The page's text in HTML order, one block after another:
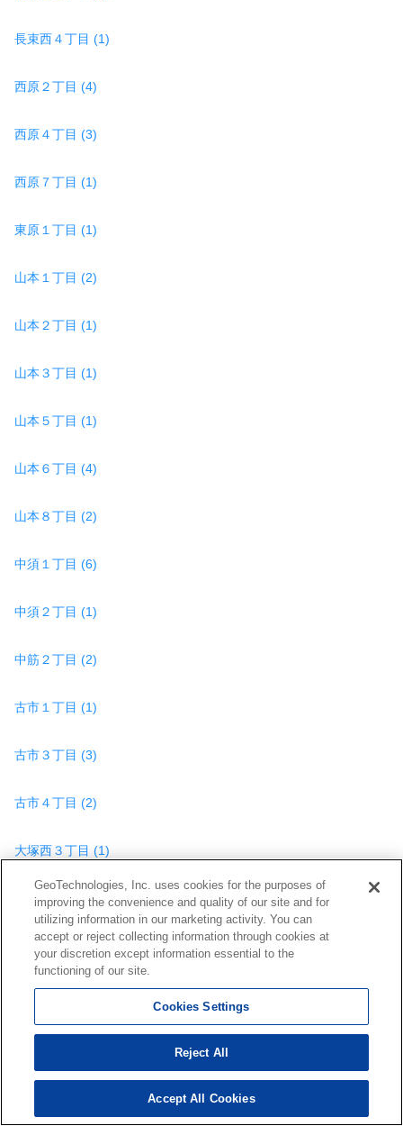
長束西４丁目 (1)
西原２丁目 (4)
西原４丁目 (3)
西原７丁目 (1)
東原１丁目 (1)
山本１丁目 (2)
山本２丁目 (1)
山本３丁目 (1)
山本５丁目 (1)
山本６丁目 (4)
山本８丁目 (2)
中須１丁目 (6)
中須２丁目 (1)
中筋２丁目 (2)
古市１丁目 (1)
古市３丁目 (3)
古市４丁目 (2)
大塚西３丁目 (1)
大塚西６丁目 (2)
伴東５丁目 (1)
伴東７丁目 (3)
伴中央６丁目 (1)
広島市安佐南区の他の種類の物件を見る
検索結果を見る
GeoTechnologies, Inc. uses cookies for the purposes of
improving the convenience and quality of our site and for
utilizing information in our marketing activity. You can
accept or reject collecting information through cookies at
your discretion except information essential to the
functioning of our site.
Cookies Settings
Reject All
Accept All Cookies